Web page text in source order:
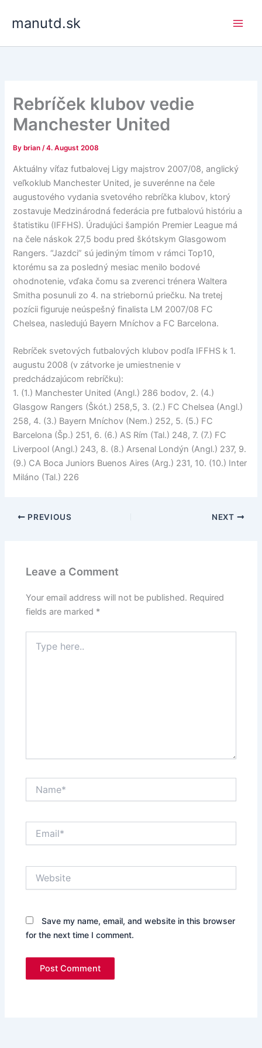
manutd.sk
Rebríček klubov vedie
Manchester United
By brian/4. August 2008
Aktuálny víťaz futbalovej Ligy majstrov 2007/08, anglický
veľkoklub Manchester United, je suverénne na čele
augustového vydania svetového rebríčka klubov, ktorý
zostavuje Medzinárodná federácia pre futbalovú históriu a
štatistiku (IFFHS). Úradujúci šampión Premier League má
na čele náskok 27,5 bodu pred škótskym Glasgowom
Rangers. “Jazdci” sú jediným tímom v rámci Top10,
ktorému sa za posledný mesiac menilo bodové
ohodnotenie, vďaka čomu sa zverenci trénera Waltera
Smitha posunuli zo 4. na striebornú priečku. Na tretej
pozícii figuruje neúspešný finalista LM 2007/08 FC
Chelsea, nasledujú Bayern Mníchov a FC Barcelona.
Rebríček svetových futbalových klubov podľa IFFHS k 1.
augustu 2008 (v zátvorke je umiestnenie v
predchádzajúcom rebríčku):
1. (1.) Manchester United (Angl.) 286 bodov, 2. (4.)
Glasgow Rangers (Škót.) 258,5, 3. (2.) FC Chelsea (Angl.)
258, 4. (3.) Bayern Mníchov (Nem.) 252, 5. (5.) FC
Barcelona (Šp.) 251, 6. (6.) AS Rím (Tal.) 248, 7. (7.) FC
Liverpool (Angl.) 243, 8. (8.) Arsenal Londýn (Angl.) 237, 9.
(9.) CA Boca Juniors Buenos Aires (Arg.) 231, 10. (10.) Inter
Miláno (Tal.) 226
PREVIOUS NEXT
Leave a Comment
Your email address will not be published. Required
fields are marked *
here..
Save my name, email, and website in this browser
for the next time I comment.